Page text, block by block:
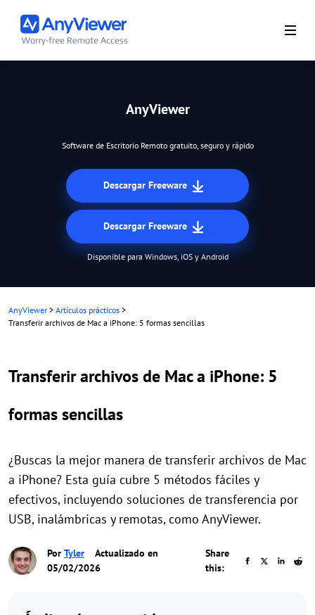
AnyViewer
Software de Escritorio Remoto gratuito, seguro y rápido
Descargar Freeware
Descargar Freeware
Disponible para Windows, iOS y Android
AnyViewer > Artículos prácticos >
Transferir archivos de Mac a iPhone: 5 formas sencillas
Transferir archivos de Mac a iPhone: 5
formas sencillas
¿Buscas la mejor manera de transferir archivos de Mac
a iPhone? Esta guía cubre 5 métodos fáciles y
efectivos, incluyendo soluciones de transferencia por
USB, inalámbricas y remotas, como AnyViewer.
Por Tyler
Actualizado en
05/02/2026
Share
this: